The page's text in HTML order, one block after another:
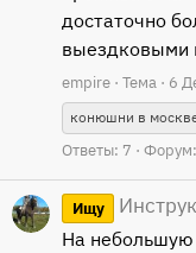
достаточно
выездковыми
empire Тема 6
конюшни в
Ответы: 7 Форум:
Ищу
На небольшую